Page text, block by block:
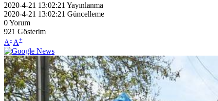
2020-4-21 13:02:21 Yayınlanma
2020-4-21 13:02:21 Güncelleme
0Yorum
921 Gösterim
A- A+